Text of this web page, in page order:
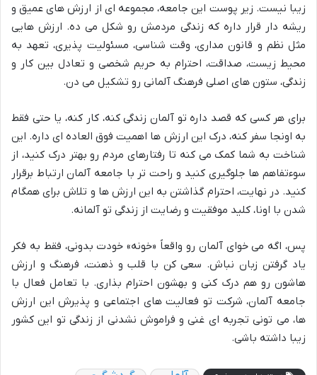
زیبا نیست. زیر پوست این جامعه، مجموعه ای از ارزش های عمیق و
ریشه دار قرار داره که زندگی مردمش رو شکل می ده. ارزش هایی
مثل نظم و قانون مداری، وقت شناسی، مسئولیت پذیری، تعهد به
محیط زیست، صداقت، احترام به حریم شخصی و تعادل بین کار و
زندگی، ستون های اصلی فرهنگ آلمانی رو تشکیل می دن.
برای هر کسی که قصد داره تو آلمان زندگی کنه، کار کنه، یا حتی فقط
به اونجا سفر کنه، درک این ارزش ها اهمیت فوق العاده ای داره. این
شناخت به شما کمک می کنه تا رفتارهای مردم رو بهتر درک کنید، از
سوءتفاهم ها جلوگیری کنید و راحت تر با جامعه آلمان ارتباط برقرار
کنید. در نهایت، احترام گذاشتن به این ارزش ها و تلاش برای همگام
شدن با اونا، کلید موفقیت و رضایت از زندگی تو آلمانه.
پس، اگه می خوای آلمان رو واقعاً «خونه» خودت بدونی، فقط به فکر
یاد گرفتن زبان نباش. سعی کن با قلب و ذهنت، فرهنگ و ارزش
هاشون رو هم درک کنی و بهشون احترام بذاری. با تعامل فعال با
جامعه آلمان، شرکت تو فعالیت های اجتماعی و پذیرش این ارزش
ها، می تونی تجربه ای غنی و فراموش نشدنی از زندگی تو این کشور
زیبا داشته باشی.